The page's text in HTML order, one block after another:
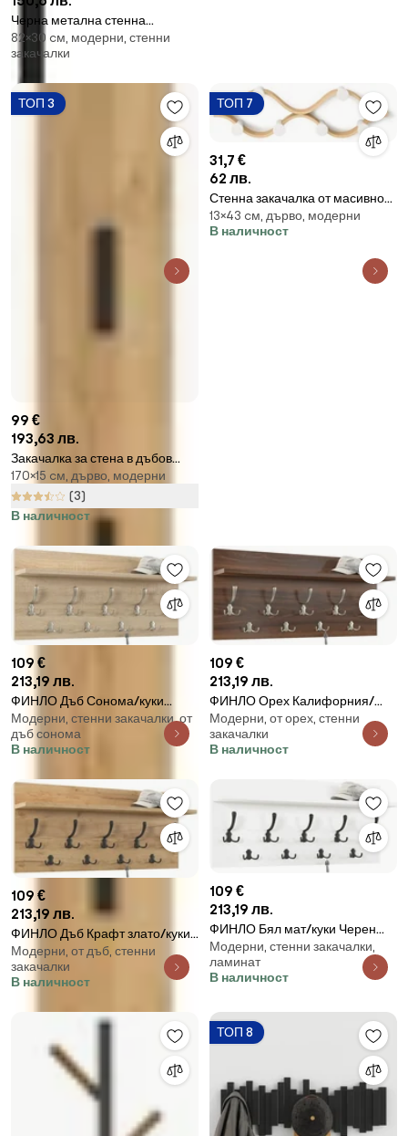
Черна метална стенна
закачалка Trento – House
Nordic
82×30 cм, модерни, стенни
закачалки
ТОП 3
99 €
193,63 лв.
Закачалка за стена в дъбов
декор в естествен цвят Ameca -
Germania
170×15 cм, дърво, модерни
(3)
В наличност
ТОП 7
31,7 €
62 лв.
Стенна закачалка от масивно
каучуково дърво в естествен
цвят Montage – Umbra
13×43 cм, дърво, модерни
В наличност
109 €
213,19 лв.
ФИНЛО Дъб Сонома/куки
Никел сатен - МОДЕРНА
СТЕННА ЗАКАЧАЛКА С РАФТ
ЗА АНТРЕ 90 и 70 см
Модерни, стенни закачалки, от
дъб сонома
В наличност
109 €
213,19 лв.
ФИНЛО Орех Калифорния/
куки Никел сатен - МОДЕРНА
СТЕННА ЗАКАЧАЛКА С РАФТ
ЗА АНТРЕ 90 и 70 см
Модерни, от орех, стенни
закачалки
В наличност
109 €
213,19 лв.
ФИНЛО Дъб Крафт злато/куки
Черен мат - МОДЕРНА
СТЕННА ЗАКАЧАЛКА С РАФТ
ЗА АНТРЕ 90 и 70 см
Модерни, от дъб, стенни
закачалки
В наличност
109 €
213,19 лв.
ФИНЛО Бял мат/куки Черен
мат - МОДЕРНА СТЕННА
ЗАКАЧАЛКА С РАФТ ЗА АНТРЕ
90 и 70 см
Модерни, стенни закачалки,
ламинат
В наличност
ТОП 8